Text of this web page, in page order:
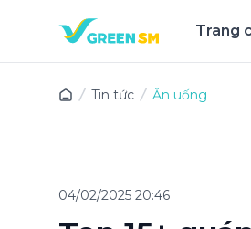
Trang
Tin tức Ăn uống
04/02/2025 20:46